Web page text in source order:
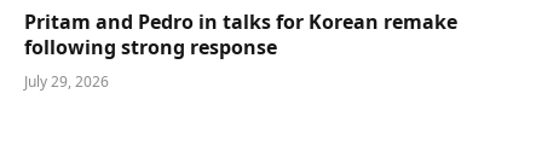
Pritam and Pedro in talks for Korean remake
following strong response
July 29, 2026